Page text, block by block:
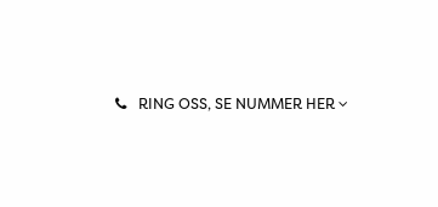
RING OSS, SE NUMMER HER